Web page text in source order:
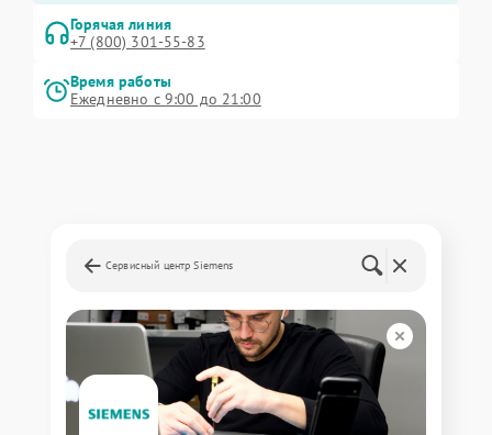
Горячая линия
+7 (800) 301-55-83
Время работы
Ежедневно с 9:00 до 21:00
Сервисный центр Siemens